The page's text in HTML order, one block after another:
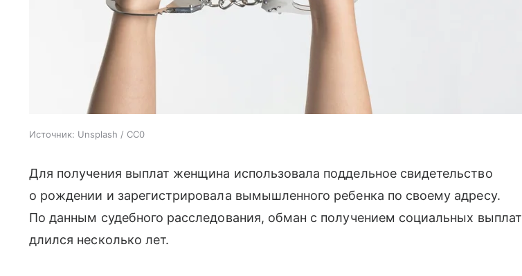
Источник: Unsplash / CC0
Для получения выплат женщина использовала поддельное свидетельство
о рождении и зарегистрировала вымышленного ребенка по своему адресу.
По данным судебного расследования, обман с получением социальных выплат
длился несколько лет.